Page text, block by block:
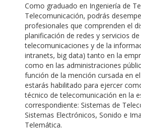
Como graduado en Ingeniería de
Telecomunicación, podrás
profesionales que comprenden el
planificación de redes y servicios de
telecomunicaciones y de la
intranets, big data) tanto en la
como en las administraciones
función de la mención cursada en
estarás habilitado para ejercer
técnico de telecomunicación en la
correspondiente: Sistemas de
Sistemas Electrónicos, Sonido e
Telemática.